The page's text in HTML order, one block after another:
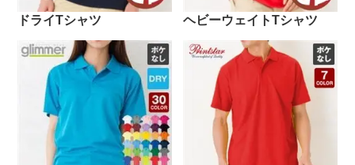
ドライTシャツ ヘビーウェイトTシャツ